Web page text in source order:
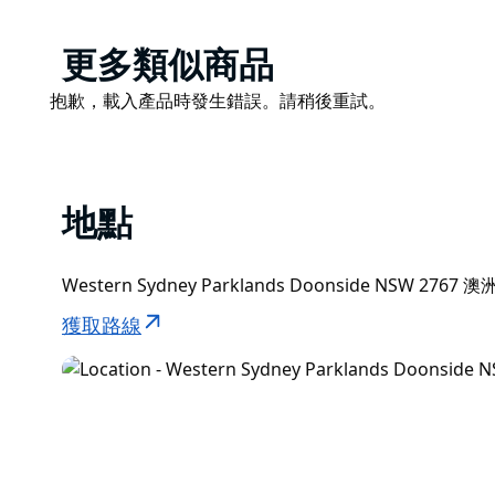
您可以看到一個閒聊圈，人們可以在這裡聚在一起，
著原住民文化；還有當地特有的植物，以及當地藝術家
花園毗鄰週邊便利設施以及西悉尼公園的其他有趣景
鳥的大型池塘。
德站搭乘753路公車。
Product
List
更多類似商品
Product
抱歉，載入產品時發生錯誤。請稍後重試。
地點
Western Sydney Parklands Doonside NSW 2767 澳
獲取路線